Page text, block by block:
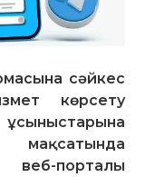
сәйкес
көрсету
порталы